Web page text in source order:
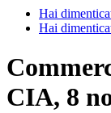
Hai
Hai
CIA, 8